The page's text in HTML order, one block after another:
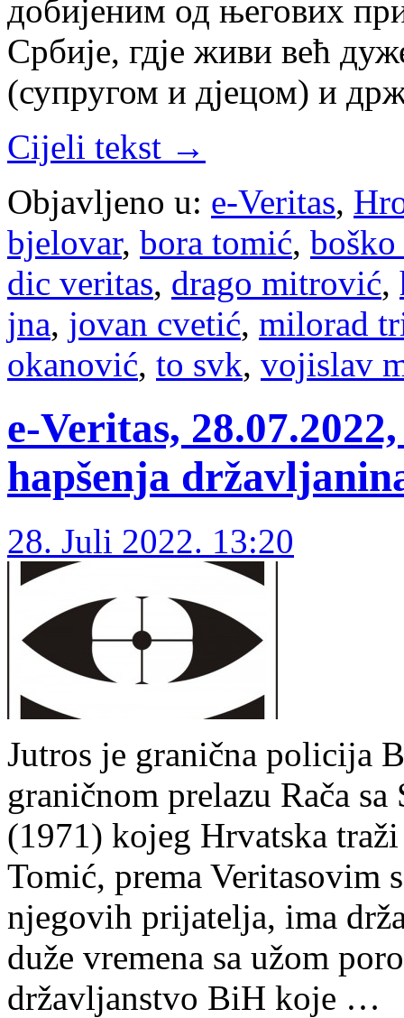
добијеним од његових
Србије, гдје живи већ
(супругом и дјецом) и
Cijeli tekst →
Objavljeno u: e-Veritas,
bjelovar, bora tomić,
dic veritas, drago mitrović,
jna, jovan cvetić, milorad
okanović, to svk, vojislav
e-Veritas,
hapšenja
28. Juli 2022. 13:20
Jutros je granična policija
graničnom prelazu Rača
(1971) kojeg Hrvatska
Tomić, prema Veritasovim
njegovih prijatelja, ima
duže vremena sa užom
državljanstvo BiH koje …